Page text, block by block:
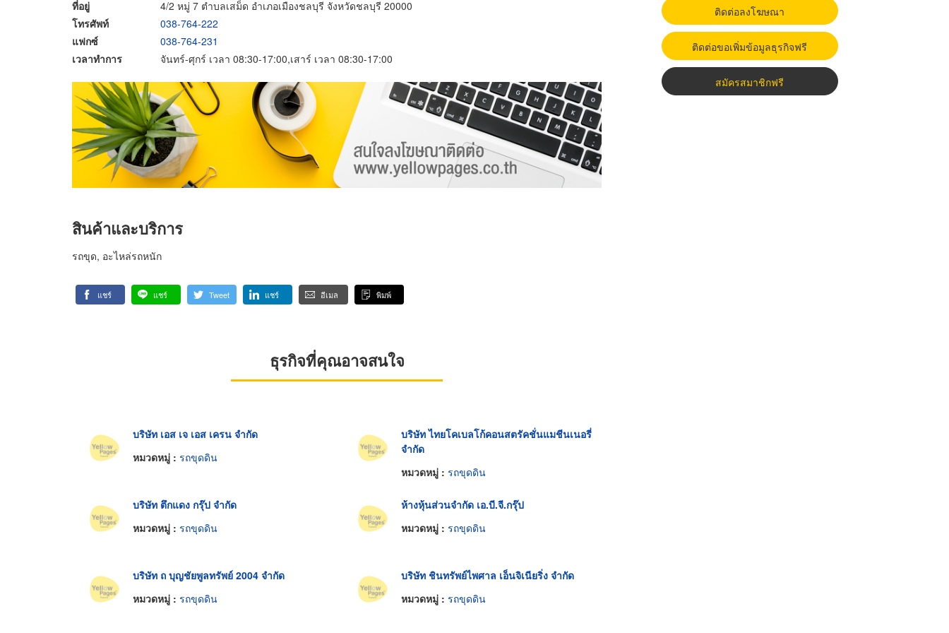
ที่อยู่
4/2 หมู่ 7 ตำบลเสม็ด อำเภอเมืองชลบุรี จังหวัดชลบุรี 20000
โทรศัพท์
038-764-222
แฟกซ์
038-764-231
เวลาทำการ
จันทร์-ศุกร์ เวลา 08:30-17:00,เสาร์ เวลา 08:30-17:00
สินค้าและบริการ
รถขุด, อะไหล่รถหนัก
แชร์ แชร์ Tweet แชร์ อีเมล พิมพ์
ธุรกิจที่คุณอาจสนใจ
บริษัท เอส เจ เอส เครน จำกัด
หมวดหมู่ : รถขุดดิน
บริษัท ไทยโคเบลโก้คอนสตรัคชั่นแมชีนเนอรี่
จำกัด
หมวดหมู่ : รถขุดดิน
บริษัท ตึกแดง กรุ๊ป จำกัด
หมวดหมู่ : รถขุดดิน
ห้างหุ้นส่วนจำกัด เอ.บี.จี.กรุ๊ป
หมวดหมู่ : รถขุดดิน
บริษัท ถ บุญชัยพูลทรัพย์ 2004 จำกัด
หมวดหมู่ : รถขุดดิน
บริษัท ชินทรัพย์ไพศาล เอ็นจิเนียริ่ง จำกัด
หมวดหมู่ : รถขุดดิน
ติดต่อลงโฆษณา
ติดต่อขอเพิ่มข้อมูลธุรกิจฟรี
สมัครสมาชิกฟรี